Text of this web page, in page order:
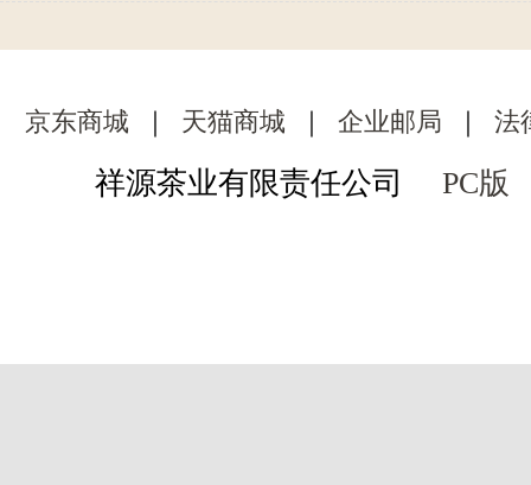
京东商城 ｜ 天猫商城 ｜ 企业邮局 ｜ 法
祥源茶业有限责任公司 PC版